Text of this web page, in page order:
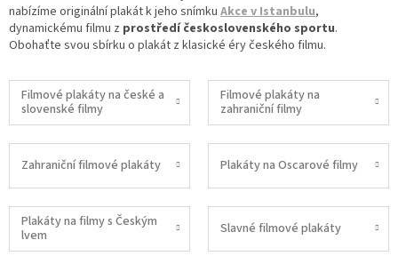
nabízíme originální plakát k jeho snímku Akce v Istanbulu,
dynamickému filmu z prostředí československého sportu.
Obohaťte svou sbírku o plakát z klasické éry českého filmu.
Filmové plakáty na české a
slovenské filmy
Filmové plakáty na
zahraniční filmy
Zahraniční filmové plakáty Plakáty na Oscarové filmy
Plakáty na filmy s Českým
lvem
Slavné filmové plakáty